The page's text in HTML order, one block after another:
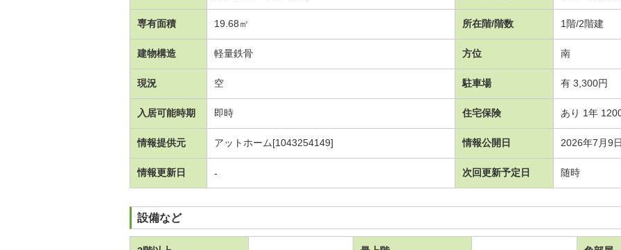
専有面積 19.68㎡ 所在階/階数 1階/2階建
建物構造 軽量鉄骨 方位 南
現況 空 駐車場 有 3,300円
入居可能時期 即時 住宅保険 あり 1年
情報提供元 アットホーム[1043254149] 情報公開日 2026年7月9
情報更新日 - 次回更新予定日 随時
設備など